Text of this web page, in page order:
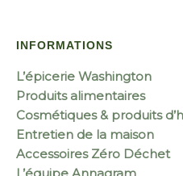
INFORMATIONS
L’épicerie Washington
Produits alimentaires
Cosmétiques & produits
Entretien de la maison
Accessoires Zéro Déchet